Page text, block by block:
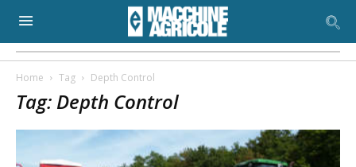
Home Tag Depth Control
Tag: Depth Control